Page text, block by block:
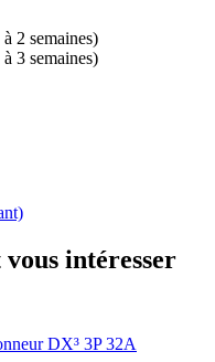
2 semaines)
3 semaines)
intéresser